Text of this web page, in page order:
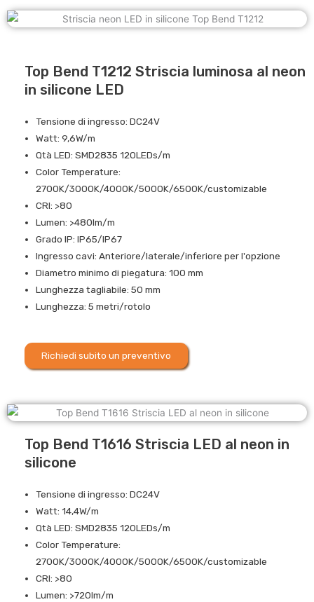
Top Bend T1212 Striscia luminosa al neon
in silicone LED
Tensione di ingresso: DC24V
Watt: 9,6W/m
Qtà LED: SMD2835 120LEDs/m
Color Temperature:
2700K/3000K/4000K/5000K/6500K/customizable
CRI: >80
Lumen: >480lm/m
Grado IP: IP65/IP67
Ingresso cavi: Anteriore/laterale/inferiore per l'opzione
Diametro minimo di piegatura: 100 mm
Lunghezza tagliabile: 50 mm
Lunghezza: 5 metri/rotolo
Richiedi subito un preventivo
Top Bend T1616 Striscia LED al neon in
silicone
Tensione di ingresso: DC24V
Watt: 14,4W/m
Qtà LED: SMD2835 120LEDs/m
Color Temperature:
2700K/3000K/4000K/5000K/6500K/customizable
CRI: >80
Lumen: >720lm/m